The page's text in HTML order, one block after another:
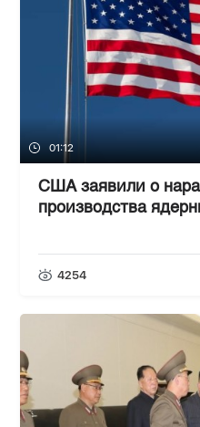
01:12
США заявили о
производства
4254